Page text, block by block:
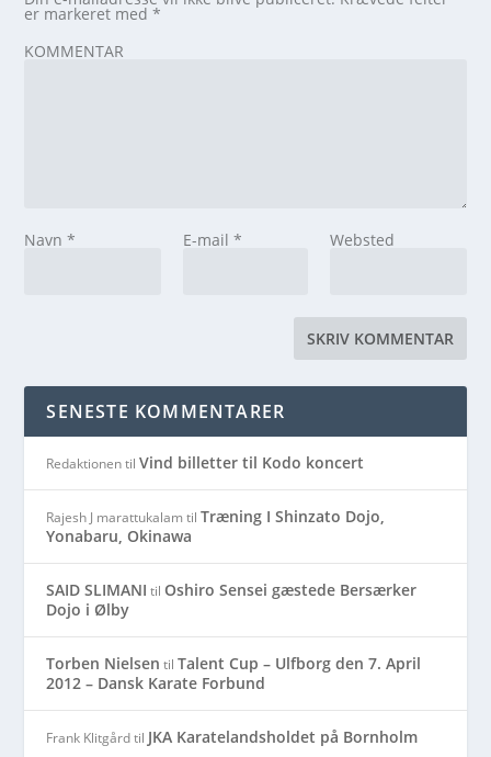
er markeret med*
KOMMENTAR
Navn* E-mail * Websted
SENESTE KOMMENTARER
RedaktionentilVind billetter til Kodo koncert
Rajesh J marattukalamtilTræning I Shinzato Dojo,
Yonabaru, Okinawa
SAID SLIMANI til Oshiro Sensei gæstede Bersærker
Dojo i Ølby
Torben Nielsen tilTalent Cup – Ulfborg den 7. April
2012 – Dansk Karate Forbund
Frank Klitgårdtil JKA Karatelandsholdet på Bornholm